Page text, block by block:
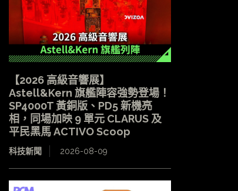
【2026 高級音響展】
Astell&Kern 旗艦陣容強勢登場！
SP4000T 黃銅版、PD5 新機亮
相，同場加映 9 單元 CLARUS 及
平民黑馬 ACTIVO Scoop
科技新聞 2026-08-09